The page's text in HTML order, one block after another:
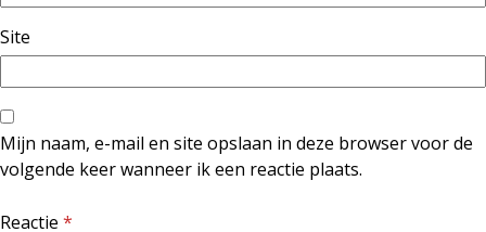
Site
Mijn naam, e-mail en site opslaan in deze browser voor de
volgende keer wanneer ik een reactie plaats.
Reactie *